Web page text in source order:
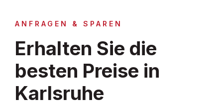
ANFRAGEN & SPAREN
Erhalten Sie die
besten Preise in
Karlsruhe